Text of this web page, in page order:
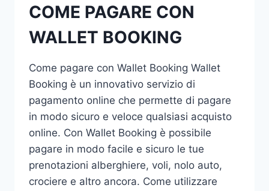
COME PAGARE CON
WALLET BOOKING
Come pagare con Wallet Booking Wallet
Booking è un innovativo servizio di
pagamento online che permette di pagare
in modo sicuro e veloce qualsiasi acquisto
online. Con Wallet Booking è possibile
pagare in modo facile e sicuro le tue
prenotazioni alberghiere, voli, nolo auto,
crociere e altro ancora. Come utilizzare